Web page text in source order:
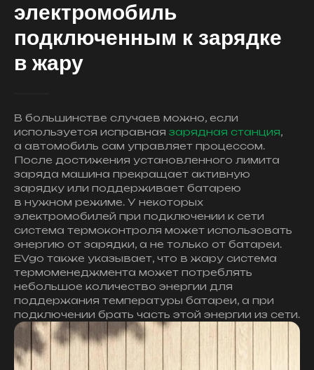
электромобиль
подключенным к зарядке
в жару
В большинстве случаев можно, если
используется исправная зарядная станция,
а автомобиль сам управляет процессом.
После достижения установленного лимита
заряда машина прекращает активную
зарядку или поддерживает батарею
в нужном режиме. У некоторых
электромобилей при подключении к сети
система термоконтроля может использовать
энергию от зарядки, а не только от батареи.
EVgo также указывает, что в жару система
термоменеджмента может потреблять
небольшое количество энергии для
поддержания температуры батареи, а при
подключении брать часть этой энергии из сети.